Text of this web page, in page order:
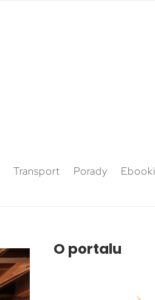
Transport Porady Ebooki
O portalu